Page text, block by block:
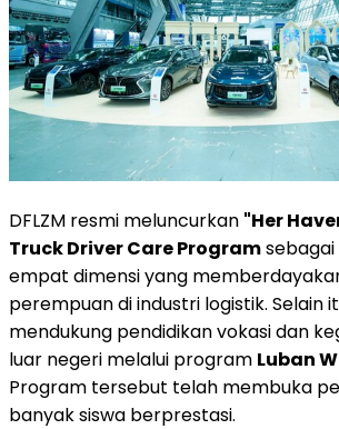
DFLZM resmi meluncurkan "Her
Truck Driver Care Program
empat dimensi yang
perempuan di industri logistik. Selain
mendukung pendidikan vokasi dan
luar negeri melalui program Luban
Program tersebut telah membuka
banyak siswa berprestasi.